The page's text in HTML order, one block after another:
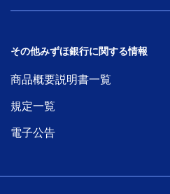
その他みずほ銀行に関する情報
商品概要説明書一覧
規定一覧
電子公告